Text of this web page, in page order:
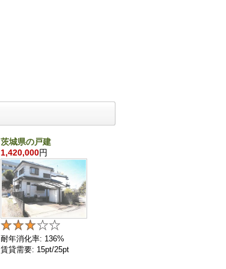
茨城県の戸建
1,420,000円
耐年消化率: 136%
賃貸需要: 15pt/25pt